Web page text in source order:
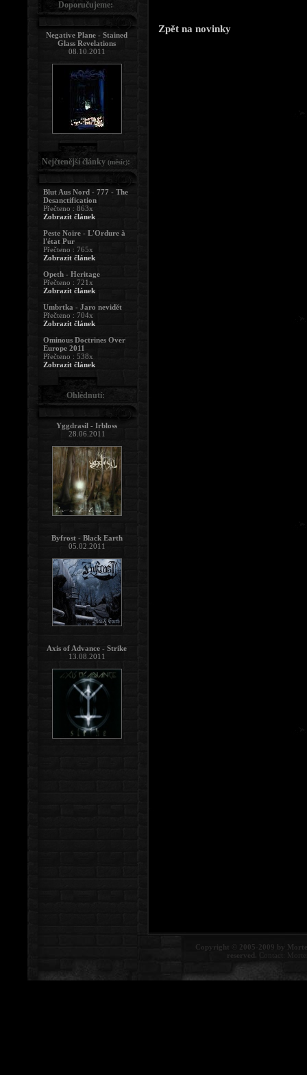
Zpět na novinky
Copyright © 2005-2009 by
reserved. Contact:
Doporučujeme:
Negative Plane - Stained
Glass Revelations
08.10.2011
Nejčtenější články (měsíc):
Blut Aus Nord - 777 - The
Desanctification
Přečteno : 863x
Zobrazit článek
Peste Noire - L'Ordure à
l'état Pur
Přečteno : 765x
Zobrazit článek
Opeth - Heritage
Přečteno : 721x
Zobrazit článek
Umbrtka - Jaro nevidět
Přečteno : 704x
Zobrazit článek
Ominous Doctrines Over
Europe 2011
Přečteno : 538x
Zobrazit článek
Ohlédnutí:
Yggdrasil - Irbloss
28.06.2011
Byfrost - Black Earth
05.02.2011
Axis of Advance - Strike
13.08.2011